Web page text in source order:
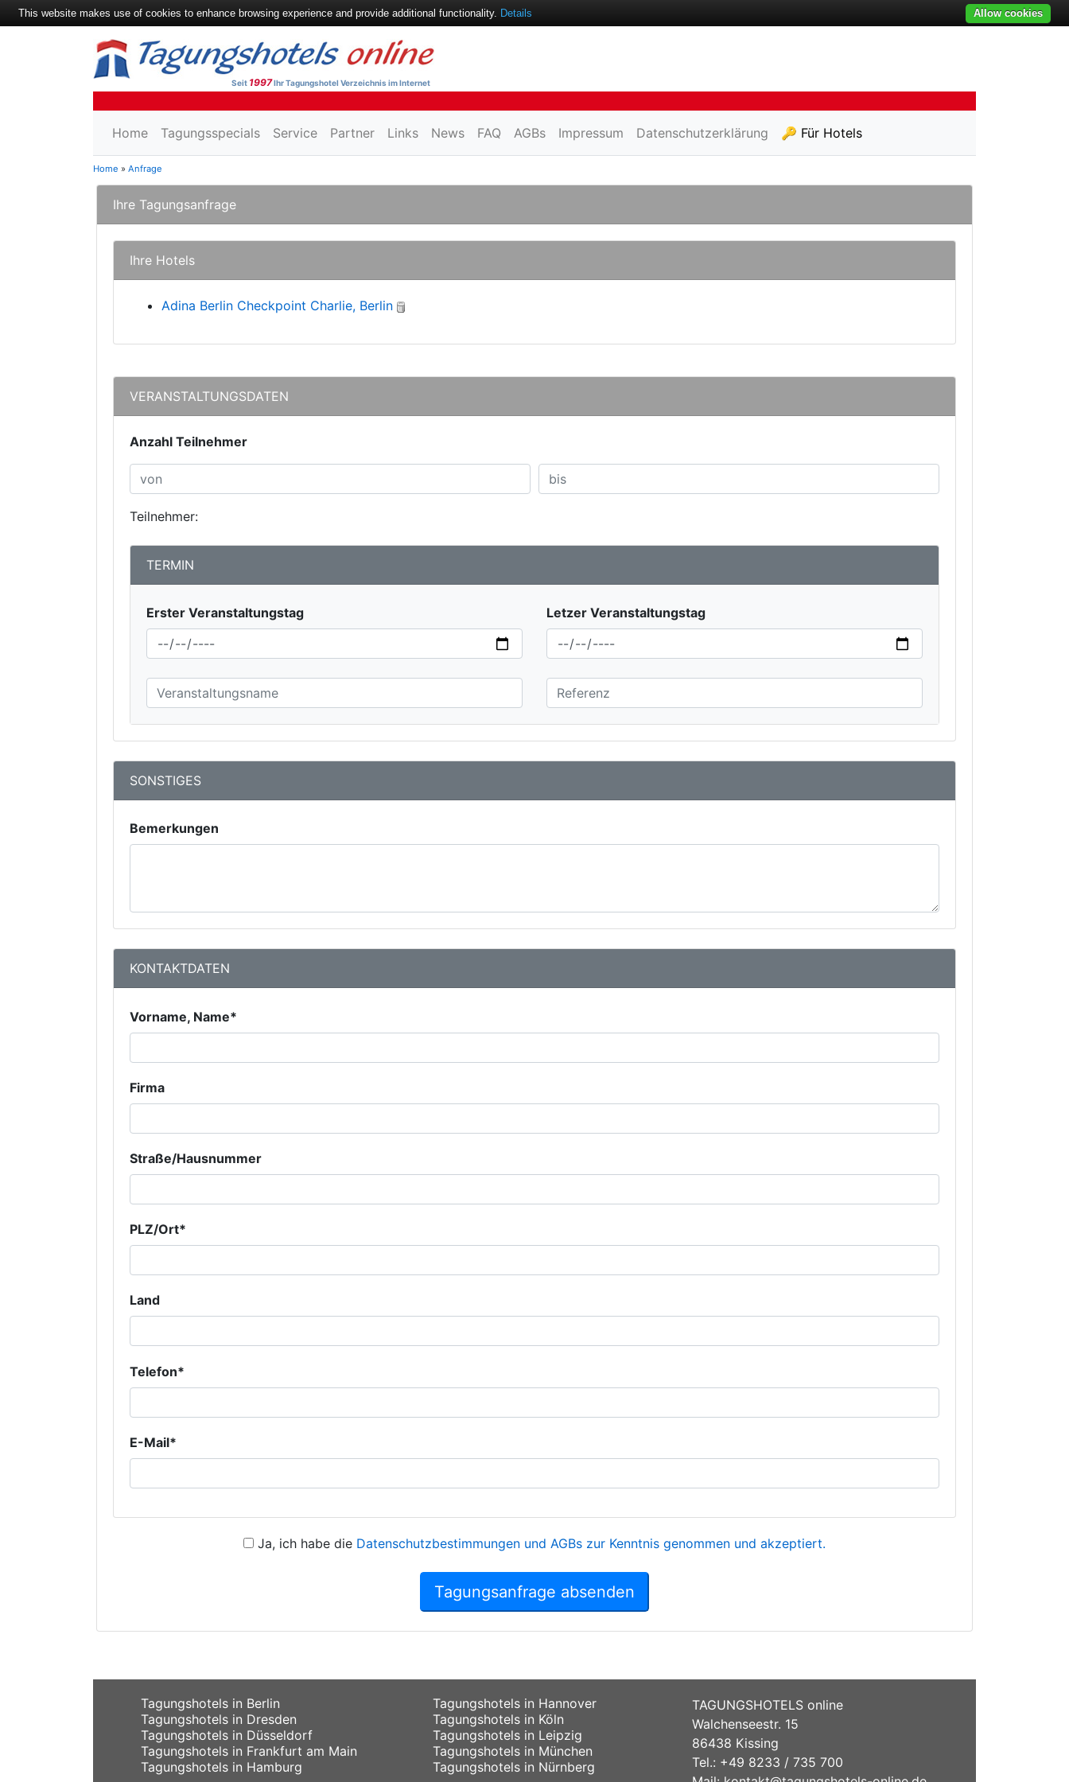
Seit 1997Ihr Tagungshotel Verzeichnis im Internet
Home Tagungsspecials Service Partner Links News FAQ AGBs Impressum Datenschutzerklärung 🔑 Für Hotels
Home » Anfrage
Ihre Tagungsanfrage
Ihre Hotels
Adina Berlin Checkpoint Charlie, Berlin
VERANSTALTUNGSDATEN
Anzahl Teilnehmer
Teilnehmer:
TERMIN
Erster Veranstaltungstag Letzer Veranstaltungstag
SONSTIGES
Bemerkungen
KONTAKTDATEN
Vorname, Name*
Firma
Straße/Hausnummer
PLZ/Ort*
Land
Telefon*
E-Mail*
Ja, ich habe die Datenschutzbestimmungen und AGBs zur Kenntnis genommen und akzeptiert.
Tagungsanfrage absenden
Tagungshotels in Berlin
Tagungshotels in Dresden
Tagungshotels in Düsseldorf
Tagungshotels in Frankfurt am Main
Tagungshotels in Hamburg
Tagungshotels in Hannover
Tagungshotels in Köln
Tagungshotels in Leipzig
Tagungshotels in München
Tagungshotels in Nürnberg
TAGUNGSHOTELS online
Walchenseestr. 15
86438 Kissing
Tel.: +49 8233 / 735 700
This website makes use of cookies to enhance browsing experience and provide additional functionality. Details Allow cookies